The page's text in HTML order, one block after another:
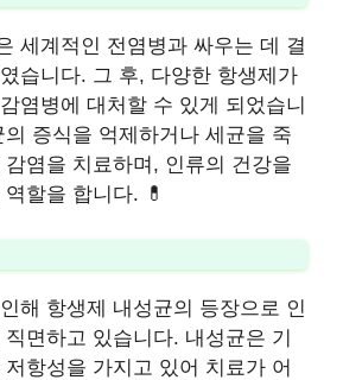
세계적인 전염병과 싸우는 데 결
습니다. 그 후, 다양한 항생제가
염병에 대처할 수 있게 되었습니
증식을 억제하거나 세균을 죽
염을 치료하며, 인류의 건강을
할을 합니다. 💊
해 항생제 내성균의 등장으로 인
면하고 있습니다. 내성균은 기
항성을 가지고 있어 치료가 어